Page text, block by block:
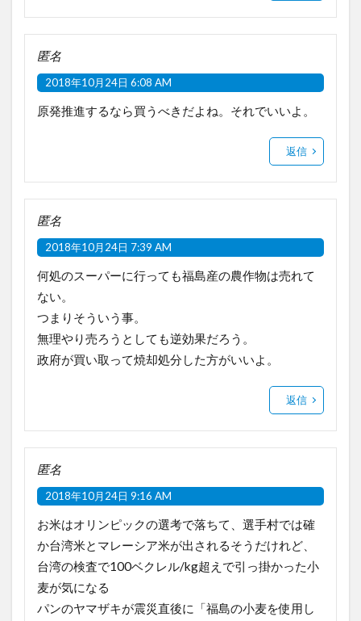
匿名
2018年10月24日 6:08 AM
原発推進するなら買うべきだよね。それでいいよ。
返信
匿名
2018年10月24日 7:39 AM
何処のスーパーに行っても福島産の農作物は売れて
ない。
つまりそういう事。
無理やり売ろうとしても逆効果だろう。
政府が買い取って焼却処分した方がいいよ。
返信
匿名
2018年10月24日 9:16 AM
お米はオリンピックの選考で落ちて、選手村では確
か台湾米とマレーシア米が出されるそうだけれど、
台湾の検査で100ベクレル/kg超えで引っ掛かった小
麦が気になる
パンのヤマザキが震災直後に「福島の小麦を使用し